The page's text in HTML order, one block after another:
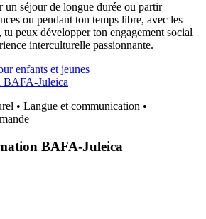
un séjour de longue durée ou partir
ou pendant ton temps libre, avec les
peux développer ton engagement social
interculturelle passionnante.
enfants et jeunes
BAFA-Juleica
• Langue et communication •
BAFA-Juleica